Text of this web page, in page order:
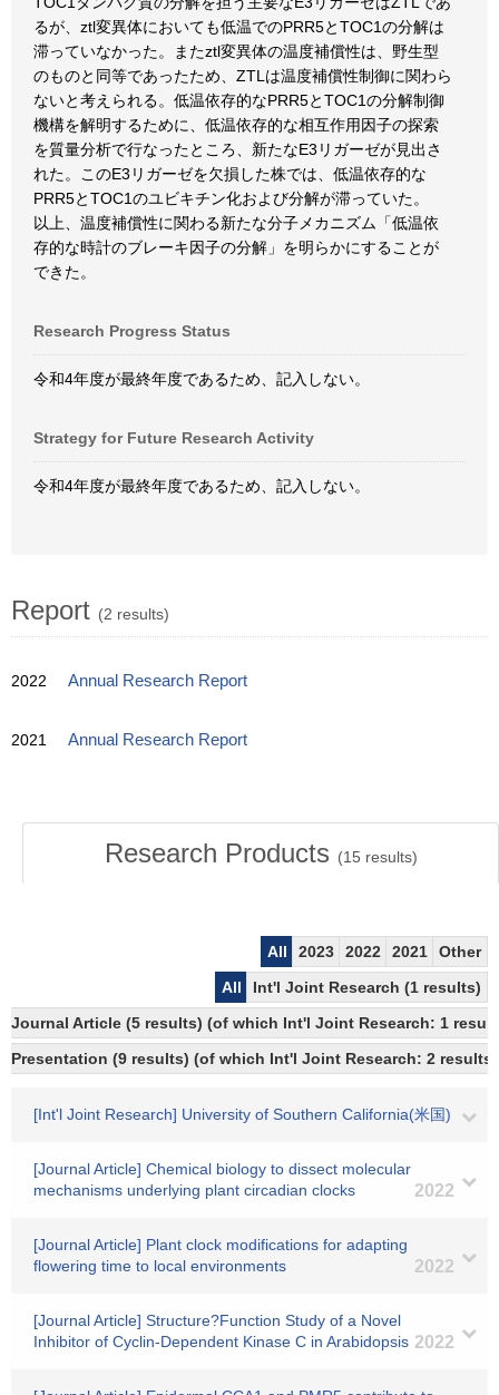
るが、ztl変異体においても低温でのPRR5とTOC1の分解は
滞っていなかった。またztl変異体の温度補償性は、野生型
のものと同等であったため、ZTLは温度補償性制御に関わら
ないと考えられる。低温依存的なPRR5とTOC1の分解制御
機構を解明するために、低温依存的な相互作用因子の探索
を質量分析で行なったところ、新たなE3リガーゼが見出さ
れた。このE3リガーゼを欠損した株では、低温依存的な
PRR5とTOC1のユビキチン化および分解が滞っていた。
以上、温度補償性に関わる新たな分子メカニズム「低温依
存的な時計のブレーキ因子の分解」を明らかにすることが
できた。
Research Progress Status
令和4年度が最終年度であるため、記入しない。
Strategy for Future Research Activity
令和4年度が最終年度であるため、記入しない。
Report (2 results)
2022 Annual Research Report
2021 Annual Research Report
Research Products (15 results)
All 2023 2022 2021
Other
All
Int'l Joint Research (1 results)
Journal Article (5 results) (of which Int'l Joint Research: 1
Presentation (9 results) (of which Int'l Joint Research: 2
[Int'l Joint Research] University of Southern California(米国)
[Journal Article] Chemical biology to dissect molecular
mechanisms underlying plant circadian clocks
2022
[Journal Article] Plant clock modifications for adapting
flowering time to local environments
2022
[Journal Article] Structure?Function Study of a Novel
Inhibitor of Cyclin-Dependent Kinase C in Arabidopsis 2022